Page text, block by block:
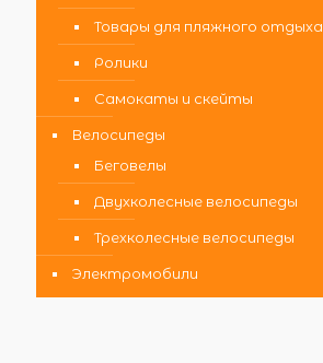
Товары для пляжного отдыха
Ролики
Самокаты и скейты
Велосипеды
Беговелы
Двухколесные велосипеды
Трехколесные велосипеды
Электромобили